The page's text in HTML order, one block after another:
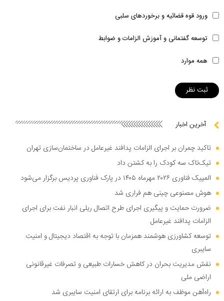
ورود قوه قضائیه و برخوردهای سلبی
توسعه گفتمانی و آموزش الزامات و ضوابط
همه موارد
آخرین اخبار
تاکید چمران بر اجرای الزامات پدافند غیرعامل در ساختمان‌سازی تهران
تیک‌تاک سه کودک را به کشتن داد
المپیک فناوری ۲۰۲۶ مهرماه ۱۴۰۵ در پارک فناوری پردیس برگزار می‌شود
هوش مصنوعی چینی هم فراری شد
ضرورت حمایت و پیگیری اجرای طرح اتصال ریلی انبار نفت برای اجرای
الزامات پدافند غیرعامل
توسعه کشاورزی هوشمند همزمان با توجه به اقتصاد دیجیتال و امنیت
سایبری
نقش مدیریت بحران در کاهش خسارات طبیعی و تصرفات غیرقانونی
اراضی ملی
راه‌آهن موظف به ارائه برنامه برای ارتقای امنیت سایبری شد